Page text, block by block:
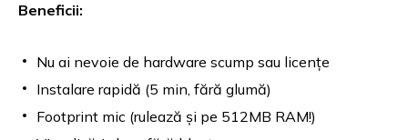
Beneficii:
Nu ai nevoie de hardware scump sau licențe
Instalare rapidă (5 min, fără glumă)
Footprint mic (rulează și pe 512MB RAM!)